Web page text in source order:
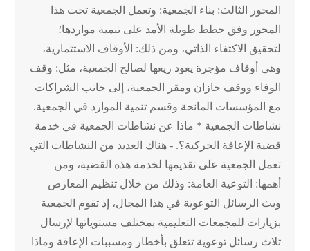
المحور الثالث: بناء الجمعية: وتعمل الجمعية تحت هذا
المحور وفق خطط طويلة الأمد على تنمية مواردها؛
لتحقيق الاكتفاء الذاتي، ومن ذلك: الأوقاف الاستثمارية،
وهي أوقاف مؤجرة يعود ريعها لصالح الجمعية، مثل: وقف
الوفاء ووقف جازان ومقر الجمعية، إلى جانب الشراكات
مع المؤسسات المانحة وقسم تنمية الموارد في الجمعية.
نشاطات الجمعية * ماذا عن نشاطات الجمعية في خدمة
قضية الإعاقة الحركية؟. - هناك العديد من النشاطات التي
تعمل الجمعية على تقديمها لخدمة هذه القضية، ومن
أهمها: التوعية العامة: وذلك من خلال تنظيم المعارض
وبث الرسائل التوعوية في هذا المجال، إذ تقوم الجمعية
بزيارات للمجمعات التعليمية بمختلف مستوياتها لإرسال
ثلاث رسائل توعوية تتعلق بأخطار ومسببات الإعاقة وماذا